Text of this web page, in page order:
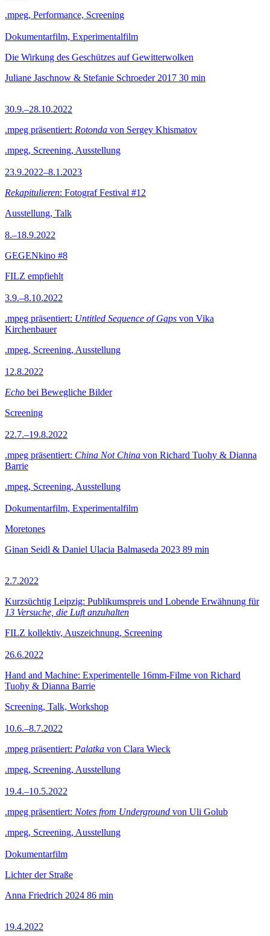
.mpeg, Performance, Screening
Dokumentarfilm, Experimentalfilm
Die Wirkung des Geschützes auf Gewitterwolken
Juliane Jaschnow & Stefanie Schroeder 2017 30 min
30.9.–28.10.2022
.mpeg präsentiert: Rotonda von Sergey Khismatov
.mpeg, Screening, Ausstellung
23.9.2022–8.1.2023
Rekapitulieren: Fotograf Festival #12
Ausstellung, Talk
8.–18.9.2022
GEGENkino #8
FILZ empfiehlt
3.9.–8.10.2022
.mpeg präsentiert: Untitled Sequence of Gaps von Vika
Kirchenbauer
.mpeg, Screening, Ausstellung
12.8.2022
Echo bei Bewegliche Bilder
Screening
22.7.–19.8.2022
.mpeg präsentiert: China Not China von Richard Tuohy & Dianna
Barrie
.mpeg, Screening, Ausstellung
Dokumentarfilm, Experimentalfilm
Moretones
Ginan Seidl & Daniel Ulacia Balmaseda 2023 89 min
2.7.2022
Kurzsüchtig Leipzig: Publikumspreis und Lobende Erwähnung für
13 Versuche, die Luft anzuhalten
FILZ kollektiv, Auszeichnung, Screening
26.6.2022
Hand and Machine: Experimentelle 16mm-Filme von Richard
Tuohy & Dianna Barrie
Screening, Talk, Workshop
10.6.–8.7.2022
.mpeg präsentiert: Palatka von Clara Wieck
.mpeg, Screening, Ausstellung
19.4.–10.5.2022
.mpeg präsentiert: Notes from Underground von Uli Golub
.mpeg, Screening, Ausstellung
Dokumentarfilm
Lichter der Straße
Anna Friedrich 2024 86 min
19.4.2022